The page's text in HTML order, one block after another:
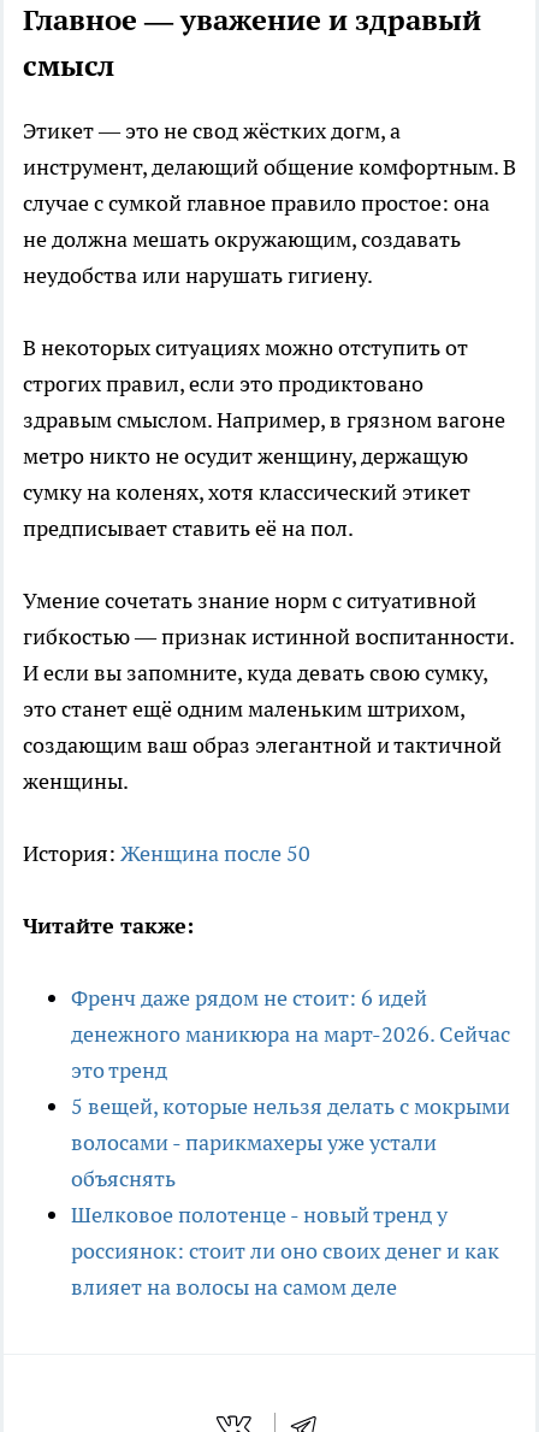
Главное — уважение и здравый
смысл
Этикет — это не свод жёстких догм, а
инструмент, делающий общение комфортным. В
случае с сумкой главное правило простое: она
не должна мешать окружающим, создавать
неудобства или нарушать гигиену.
В некоторых ситуациях можно отступить от
строгих правил, если это продиктовано
здравым смыслом. Например, в грязном вагоне
метро никто не осудит женщину, держащую
сумку на коленях, хотя классический этикет
предписывает ставить её на пол.
Умение сочетать знание норм с ситуативной
гибкостью — признак истинной воспитанности.
И если вы запомните, куда девать свою сумку,
это станет ещё одним маленьким штрихом,
создающим ваш образ элегантной и тактичной
женщины.
История: Женщина после 50
Читайте также:
Френч даже рядом не стоит: 6 идей
денежного маникюра на март-2026. Сейчас
это тренд
5 вещей, которые нельзя делать с мокрыми
волосами - парикмахеры уже устали
объяснять
Шелковое полотенце - новый тренд у
россиянок: стоит ли оно своих денег и как
влияет на волосы на самом деле